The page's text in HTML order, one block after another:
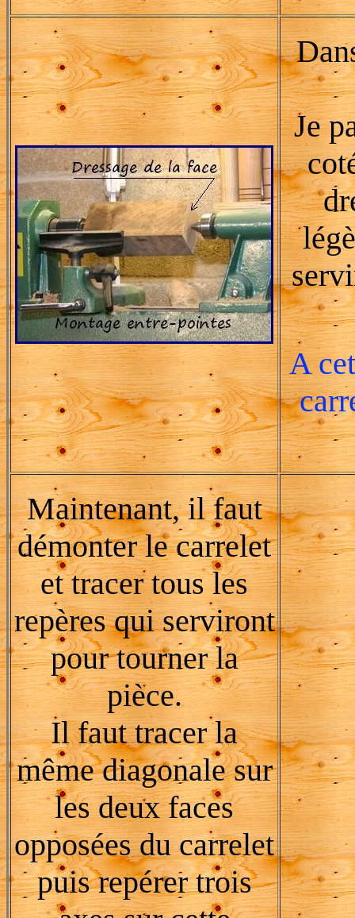
Je
A
Maintenant, il faut
démonter le carrelet
et tracer tous les
repères qui serviront
pour tourner la
pièce.
Il faut tracer la
même diagonale sur
les deux faces
opposées du carrelet
puis repérer trois